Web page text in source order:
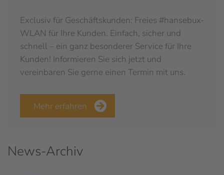
Exclusiv für Geschäftskunden: Freies #hansebux-
WLAN für Ihre Kunden. Einfach, sicher und
schnell – ein ganz besonderer Service für Ihre
Kunden! Informieren Sie sich jetzt und
vereinbaren Sie gerne einen Termin mit uns.
Mehr erfahren
News-Archiv